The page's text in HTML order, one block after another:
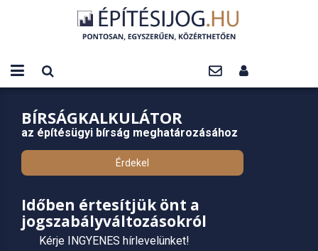
BÍRSÁGKALKULÁTOR
az építésügyi bírság meghatározásához
Érdekel
Időben értesítjük önt a
jogszabályváltozásokról
Kérje INGYENES hírlevelünket!